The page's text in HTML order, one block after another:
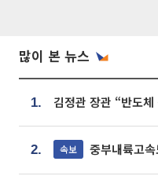
많이 본 뉴스
1.
2. 속보 중부내륙고